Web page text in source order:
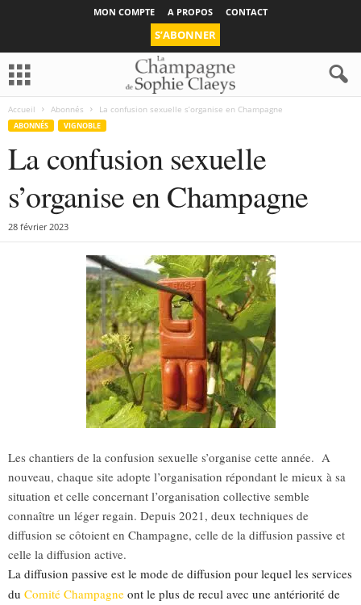
MON COMPTE A PROPOS CONTACT
S’ABONNER
Accueil Abonnés La confusion sexuelle s’organise en Champagne
ABONNÉS VIGNOBLE
La confusion sexuelle
s’organise en Champagne
28 février 2023
Les chantiers de la confusion sexuelle s’organise cette année. A
nouveau, chaque site adopte l’organisation répondant le mieux à sa
situation et celle concernant l’organisation collective semble
connaître un léger regain. Depuis 2021, deux techniques de
diffusion se côtoient en Champagne, celle de la diffusion passive et
celle la diffusion active.
La diffusion passive est le mode de diffusion pour lequel les services
du Comité Champagne ont le plus de recul avec une antériorité de